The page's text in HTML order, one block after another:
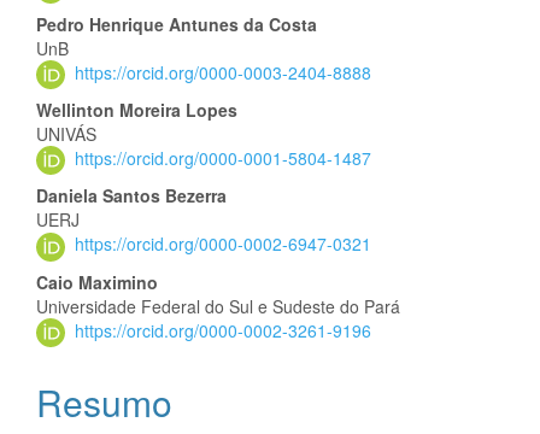
Pedro Henrique Antunes da Costa
UnB
https://orcid.org/0000-0003-2404-8888
Wellinton Moreira Lopes
UNIVÁS
https://orcid.org/0000-0001-5804-1487
Daniela Santos Bezerra
UERJ
https://orcid.org/0000-0002-6947-0321
Caio Maximino
Universidade Federal do Sul e Sudeste do Pará
https://orcid.org/0000-0002-3261-9196
Resumo